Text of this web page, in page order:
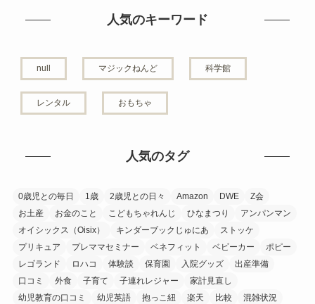
人気のキーワード
null マジックねんど 科学館
レンタル おもちゃ
人気のタグ
0歳児との毎日 1歳 2歳児との日々 Amazon DWE
Z会
お土産
お金のこと こどもちゃれんじ ひなまつり
アンパンマン
オイシックス（Oisix）
キンダーブックじゅにあ
ストッケ
プリキュア
プレママセミナー ベネフィット ベビーカー
ポピー
レゴランド
ロハコ 体験談 保育園 入院グッズ
出産準備
口コミ
外食 子育て 子連れレジャー
家計見直し
幼児教育の口コミ
幼児英語 抱っこ紐 楽天 比較
混雑状況